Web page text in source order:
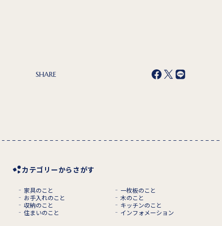
SHARE
カテゴリーからさがす
家具のこと
一枚板のこと
お手入れのこと
木のこと
収納のこと
キッチンのこと
住まいのこと
インフォメーション